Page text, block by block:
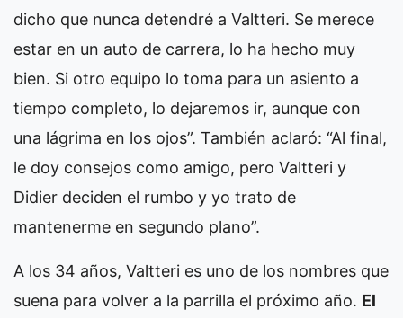
dicho que nunca detendré a Valtteri. Se merece
estar en un auto de carrera, lo ha hecho muy
bien. Si otro equipo lo toma para un asiento a
tiempo completo, lo dejaremos ir, aunque con
una lágrima en los ojos”. También aclaró: “Al final,
le doy consejos como amigo, pero Valtteri y
Didier deciden el rumbo y yo trato de
mantenerme en segundo plano”.
A los 34 años, Valtteri es uno de los nombres que
suena para volver a la parrilla el próximo año. El